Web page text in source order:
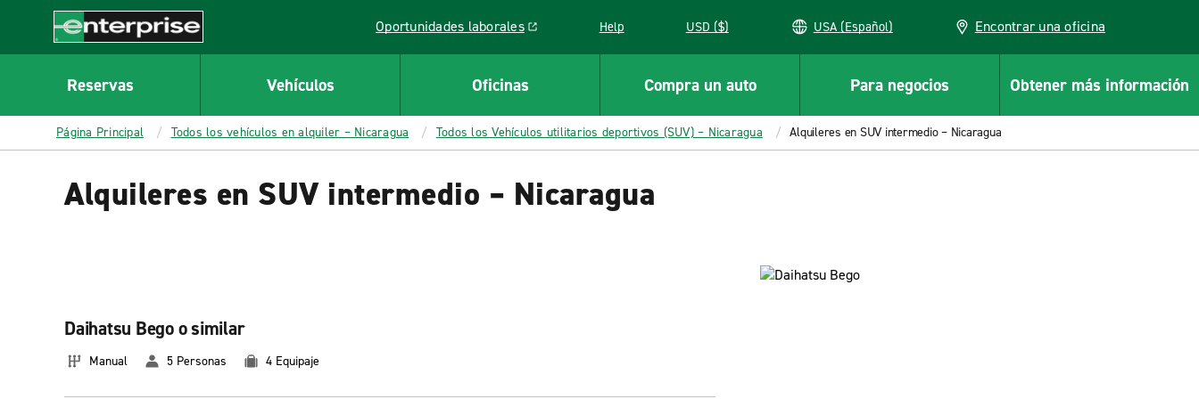
CONTENT
Enterprise
Oportunidades laborales
Link opens in a new window Help USD ($) USA (Español) Encontrar una oficina
Reservas Vehículos Oficinas Compra un auto Para negocios Obtener más información
Página Principal Todos los vehículos en alquiler – Nicaragua Todos los Vehículos utilitarios deportivos (SUV) – Nicaragua Alquileres en SUV intermedio – Nicaragua
Alquileres en SUV intermedio – Nicaragua
Daihatsu Bego o similar
Manual 5 Personas 4 Equipaje